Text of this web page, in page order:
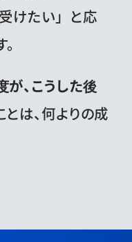
けたい」と応
、こうした後
とは、何よりの成